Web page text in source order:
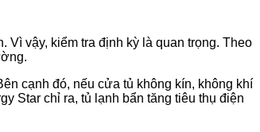
vậy, kiểm tra định kỳ là quan trọng. Theo
cạnh đó, nếu cửa tủ không kín, không khí
Star chỉ ra, tủ lạnh bẩn tăng tiêu thụ điện